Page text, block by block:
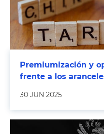
Premiumización y
frente a los
30 JUN 2025